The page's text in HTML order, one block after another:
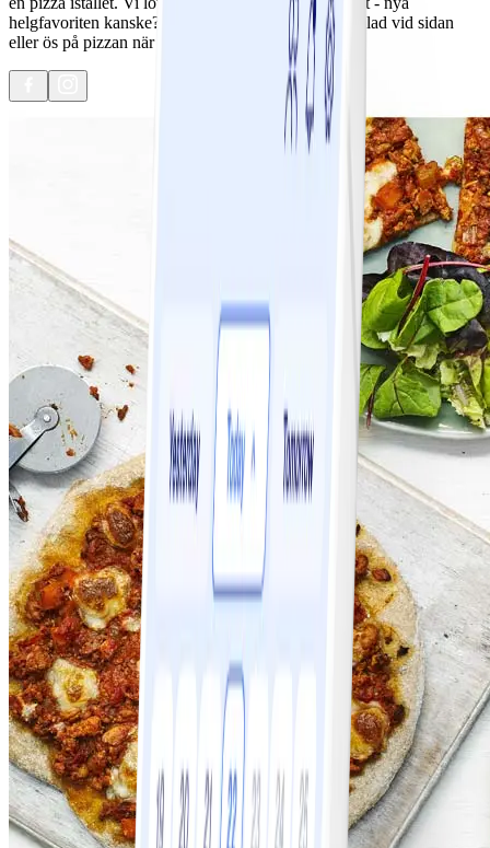
helgfavoriten kanske? Servera gärna med en stor sallad vid sidan
eller ös på pizzan när den är ute ur ugnen.